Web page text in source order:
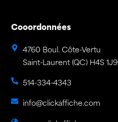
Cooordonnées
4760 Boul. Côte-Vertu
Saint-Laurent (QC) H4S 1J9
514-334-4343
info@clickaffiche.com